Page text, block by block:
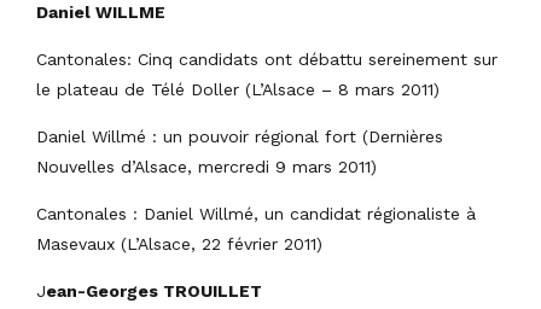
Daniel WILLME
Cantonales: Cinq candidats ont débattu sereinement sur
le plateau de Télé Doller (L’Alsace – 8 mars 2011)
Daniel Willmé : un pouvoir régional fort (Dernières
Nouvelles d’Alsace, mercredi 9 mars 2011)
Cantonales : Daniel Willmé, un candidat régionaliste à
Masevaux (L’Alsace, 22 février 2011)
Jean-Georges TROUILLET